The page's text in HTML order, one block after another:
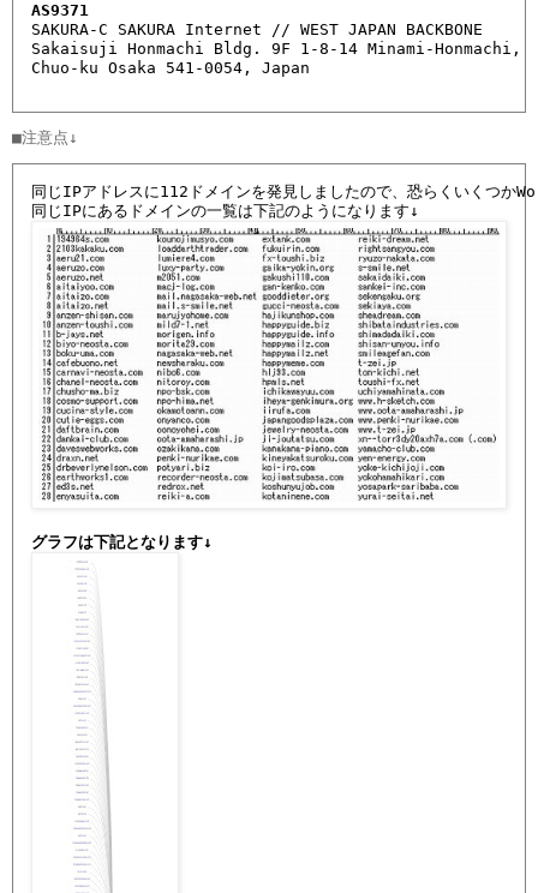
AS9371
SAKURA-C SAKURA Internet // WEST JAPAN BACKBONE
Sakaisuji Honmachi Bldg. 9F 1-8-14 Minami-Honmachi,
Chuo-ku Osaka 541-0054, Japan
同じIPアドレスに112ドメインを発見しましたので、恐らくいくつか
グラフは下記となります↓